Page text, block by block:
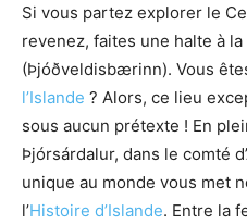
Si vous partez explorer le
revenez, faites une halte à
(Þjóðveldisbærinn). Vous
l’Islande ? Alors, ce lieu
sous aucun prétexte ! En
Þjórsárdalur, dans le comté
unique au monde vous met
l’Histoire d’Islande. Entre la